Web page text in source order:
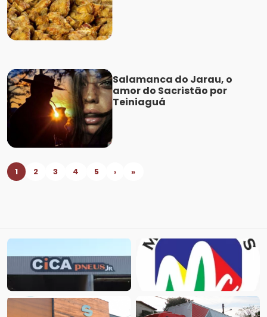
Salamanca do Jarau, o
amor do Sacristão por
Teiniaguá
1 2 3 4 5 › »